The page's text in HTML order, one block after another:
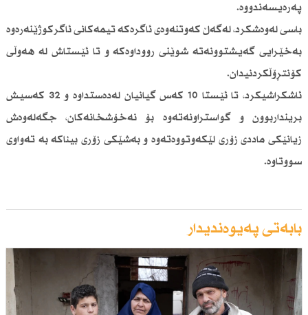
پەرەیسەندووە.
باسی لەوەشكرد، لەگەڵ كەوتنەوەی ئاگرەكە تیمەكانی ئاگركوژێنەرەوە
بەخێرایی گەیشتوونەتە شوێنی رووداوەكە و تا ئێستاش لە هەوڵی
كۆنتڕۆڵكردنیدان.
ئاشكراشیكرد، تا ئێستا 10 كەس گیانیان لەدەستداوە و 32 كەسیش
برینداربوون و گواستراونەتەوە بۆ نەخۆشخانەكان، جگەلەوەش
زیانێكی ماددی زۆری لێكەوتووەتەوە و بەشێكی زۆری بیناكە بە تەواوی
سووتاوە.
بابەتی پەیوەندیدار